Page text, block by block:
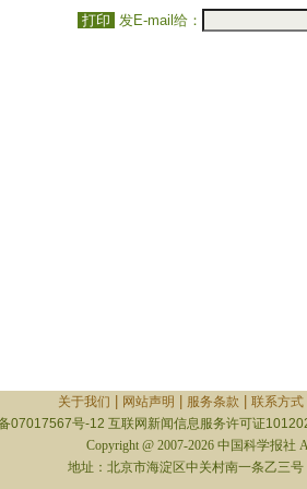
打印 发E-mail给：
关于我们 网站声明 服务条款 联系方式|
07017567号-12 互联网新闻信息服务许可证
Copyright @ 2007-2026 中国科学报社
地址：北京市海淀区中关村南一条乙三号